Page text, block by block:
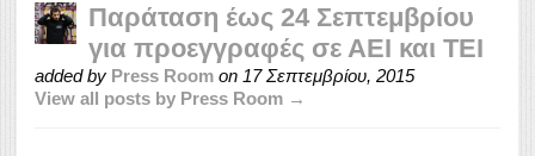
Παράταση έως 24 Σεπτεμβρίου
για προεγγραφές σε ΑΕΙ και ΤΕΙ
added by Press Room on 17 Σεπτεμβρίου, 2015
View all posts by Press Room →